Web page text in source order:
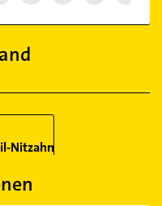
Nitzahn